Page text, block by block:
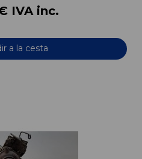
IVA inc.
a la cesta